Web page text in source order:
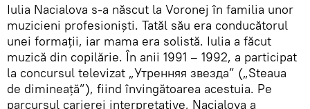
Iulia Nacialova s-a născut la Voronej în familia unor
muzicieni profesioniști. Tatăl său era conducătorul
unei formații, iar mama era solistă. Iulia a făcut
muzică din copilărie. În anii 1991 – 1992, a participat
la concursul televizat „Утренняя звезда” („Steaua
de dimineață”), fiind învingătoarea acestuia. Pe
parcursul carierei interpretative, Nacialova a